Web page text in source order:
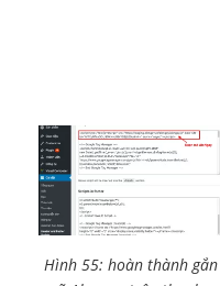
Hình 55: hoàn thành gắn